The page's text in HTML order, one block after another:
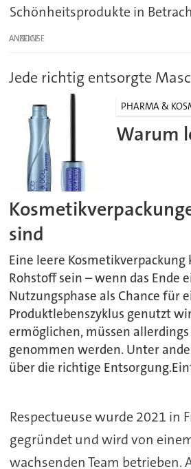
Schönheitsprodukte in
ANZEIGE
Jede richtig entsorgte
PHARMA &
Warum
sind
Eine leere
Rohstoff sein – wenn das Ende
Nutzungsphase als Chance für
Produktlebenszyklus genutzt
ermöglichen, müssen
genommen werden. Unter
über die richtige
Respectueuse wurde 2021 in
gegründet und wird von
wachsenden Team betrieben.